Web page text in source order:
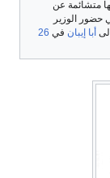
متشائمة عن
حضور الوزير
أبا إيبان في 26